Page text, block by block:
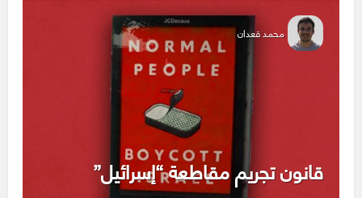
محمد قعدان
قانون تجريم مقاطعة “إسرائيل”